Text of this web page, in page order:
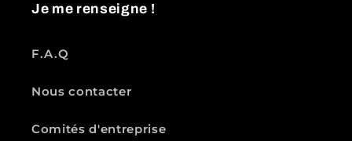
Je me renseigne !
F.A.Q
Nous contacter
Comités d'entreprise